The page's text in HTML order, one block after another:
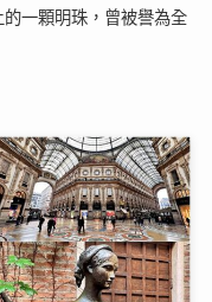
的一顆明珠，曾被譽為全